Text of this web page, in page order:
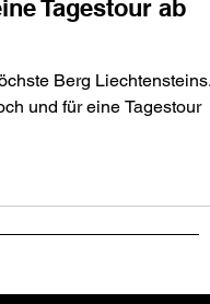
Tagestour ab
Berg
und für eine Tagestour